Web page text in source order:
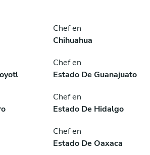
Chef en
Chihuahua
Chef en
Estado De Guanajuato
Chef en
Estado De Hidalgo
Chef en
Estado De Oaxaca